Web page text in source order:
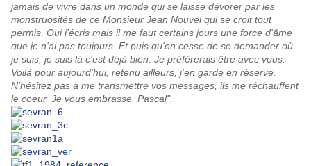
jamais de vivre dans un monde qui se laisse dévorer par les
monstruosités de ce Monsieur Jean Nouvel qui se croit tout
permis. Oui j'écris mais il me faut certains jours une force d'âme
que je n'ai pas toujours. Et puis qu'on cesse de se demander où
je suis, je suis là c'est déjà bien. Je préférerais être avec vous.
Voilà pour aujourd'hui, retenu ailleurs, j'en garde en réserve.
N'hésitez pas à me transmettre vos messages, ils me réchauffent
le coeur. Je vous embrasse. Pascal".